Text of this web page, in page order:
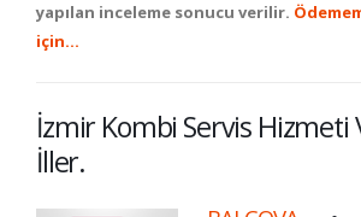
yapılan inceleme sonucu verilir.
için…
İzmir Kombi Servis Hizmeti
İller.